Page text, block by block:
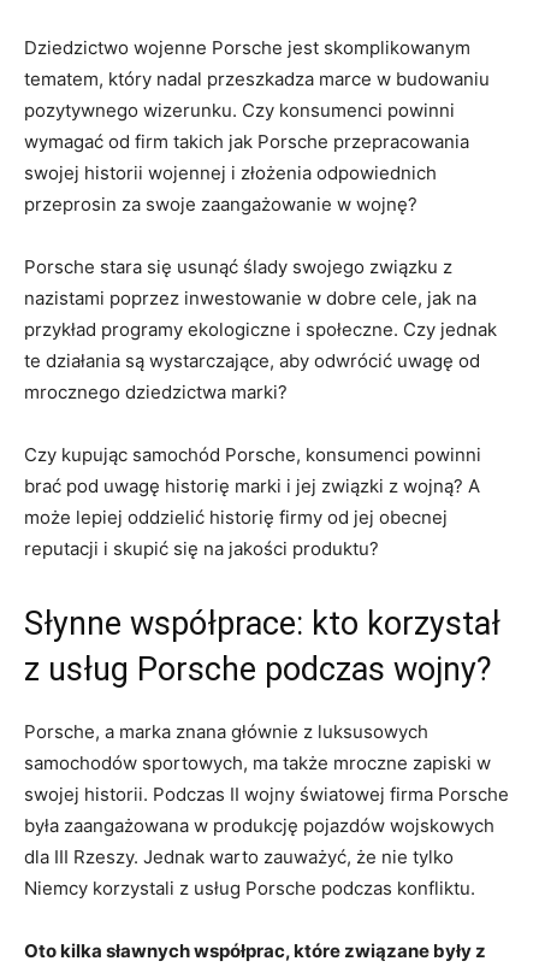
Dziedzictwo wojenne Porsche⁢ jest skomplikowanym
tematem, który nadal‌ przeszkadza marce w budowaniu
pozytywnego wizerunku. ​Czy ​konsumenci ​powinni ​
wymagać od‍ firm takich jak Porsche przepracowania
swojej historii wojennej i ​złożenia odpowiednich
przeprosin ⁢za swoje zaangażowanie w wojnę?
Porsche ⁢stara ⁤się usunąć ślady swojego związku ​z
nazistami poprzez inwestowanie⁢ w dobre cele, jak na
przykład⁣ programy⁣ ekologiczne i społeczne. Czy​ jednak
te działania są wystarczające, aby odwrócić​ uwagę od ​
mrocznego ⁣dziedzictwa marki?
Czy ​kupując samochód Porsche, konsumenci powinni‍
brać⁤ pod uwagę ​historię marki i jej ‍związki z⁢ wojną? A
może lepiej‍ oddzielić historię⁢ firmy od jej obecnej
⁢reputacji i⁢ skupić się‍ na jakości produktu?
Słynne współprace: kto korzystał
z usług‍ Porsche podczas wojny?
Porsche, a ⁤marka znana głównie z luksusowych
⁢samochodów sportowych, ma także mroczne zapiski w
swojej ⁢historii.​ Podczas ‍II ‌wojny światowej​ firma Porsche
⁢była zaangażowana ​w produkcję pojazdów ‍wojskowych
dla III Rzeszy. Jednak ⁣warto zauważyć, że⁤ nie tylko
Niemcy ‌korzystali z usług Porsche podczas konfliktu.
Oto kilka sławnych współprac, które związane były z‌